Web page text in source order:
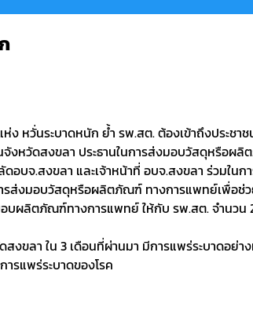
หวั่นระบาดหนัก ย้ำ รพ.สต. ต้องเข้าถึงประชาช
งหวัดสงขลา ประธานในการส่งมอบวัสดุหรือ
อบจ.สงขลา และเจ้าหน้าที่ อบจ.สงขลา ร่วมใ
ส่งมอบวัสดุหรือผลิตภัณฑ์ ทางการแพทย์เพื่อช่
ผลิตภัณฑ์ทางการแพทย์ ให้กับ รพ.สต. จำนวน
งขลา ใน 3 เดือนที่ผ่านมา มีการแพร่ระบาดอย่
รแพร่ระบาดของโรค